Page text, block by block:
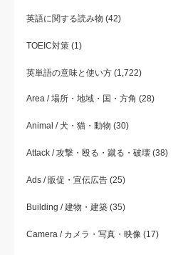
英語に関する読み物 (42)
TOEIC対策 (1)
英単語の意味と使い方 (1,722)
Area / 場所・地域・国・方角 (28)
Animal / 犬・猫・動物 (30)
Attack / 攻撃・殴る・蹴る・破壊 (38)
Ads / 販促・宣伝広告 (25)
Building / 建物・建築 (35)
Camera / カメラ・写真・映像 (17)